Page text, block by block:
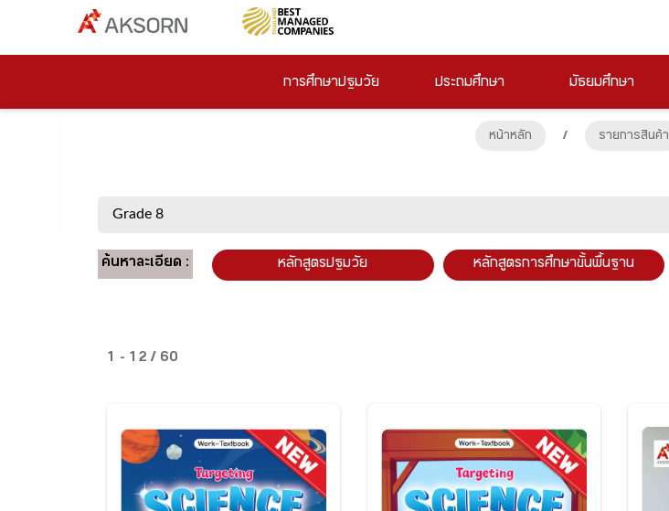
การศึกษาปฐมวัย ประถมศึกษา มัธยมศึกษา
หน้าหลัก / รายการสินค้า
ค้นหาละเอียด : หลักสูตรปฐมวัย หลักสูตรการศึกษาขั้นพื้นฐาน
1 - 12 / 60